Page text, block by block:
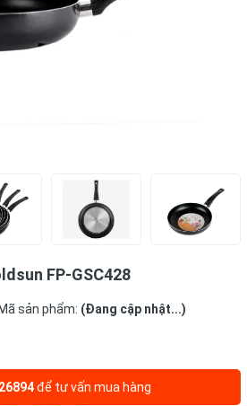
FP-GSC428
Mã sản phẩm: (Đang cập nhật...)
để tư vấn mua hàng